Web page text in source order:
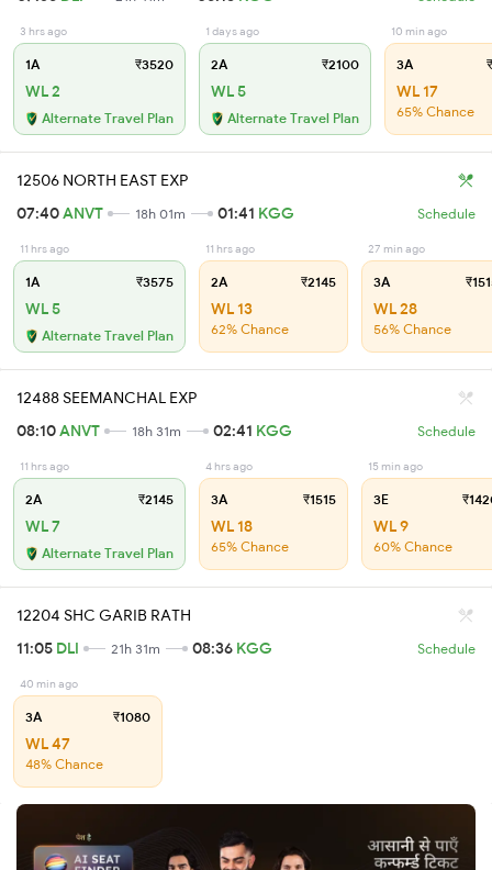
3 hrs ago
1A ₹3520
WL 2
Alternate Travel Plan
1 days ago
2A ₹2100
WL 5
Alternate Travel Plan
10 min ago
3A
WL 17
65% Chance
12506 NORTH EAST EXP
07:40ANVT 18h 01m 01:41 KGG Schedule
11 hrs ago
1A ₹3575
WL 5
Alternate Travel Plan
11 hrs ago
2A ₹2145
WL 13
62% Chance
27 min ago
3A
WL 28
56% Chance
12488 SEEMANCHAL EXP
08:10ANVT 18h 31m 02:41 KGG Schedule
11 hrs ago
2A ₹2145
WL 7
Alternate Travel Plan
4 hrs ago
3A ₹1515
WL 18
65% Chance
15 min ago
3E
WL 9
60% Chance
12204 SHC GARIB RATH
11:05 DLI 21h 31m 08:36 KGG Schedule
40 min ago
3A ₹1080
WL 47
48% Chance